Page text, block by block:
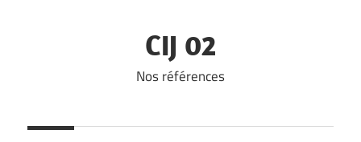
CIJ 02
Nos références